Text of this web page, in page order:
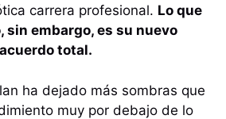
carrera profesional. Lo que
sin embargo, es su nuevo
total.
ha dejado más sombras que
muy por debajo de lo